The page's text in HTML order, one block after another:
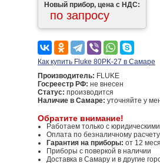
Новый прибор, цена с НДС:
по запросу
Как купить Fluke 80PK-27 в Самаре
Производитель: FLUKE
Госреестр РФ: не внесен
Статус: производится
Наличие в Самаре: уточняйте у
Обратите внимание!
Работаем только с
Оплата по безналичному расчету
Гарантия на приборы: от 12
Приборы с поверкой в наличии
Доставка в Самару и в другие